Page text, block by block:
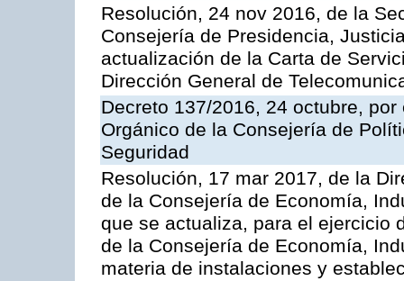
Resolución, 24 nov 2016, de la
Consejería de Presidencia,
actualización de la Carta de
Dirección General de
Decreto 137/2016, 24 octubre,
Orgánico de la Consejería de
Seguridad
Resolución, 17 mar 2017, de la
de la Consejería de Economía,
que se actualiza, para el ejercicio
de la Consejería de Economía,
materia de instalaciones y